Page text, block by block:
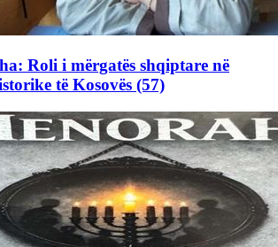
Roli i mërgatës shqiptare në
të Kosovës (57)